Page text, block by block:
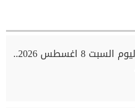
أسعار الذهب اليوم السبت 8 اغسطس 2026..